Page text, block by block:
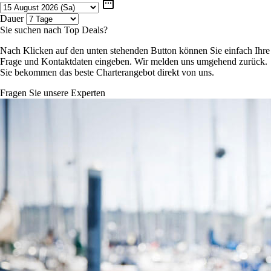
date_range
Dauer
Sie suchen nach Top Deals?
Nach Klicken auf den unten stehenden Button können Sie einfach Ihre
Frage und Kontaktdaten eingeben. Wir melden uns umgehend zurück.
Sie bekommen das beste Charterangebot direkt von uns.
Fragen Sie unsere Experten